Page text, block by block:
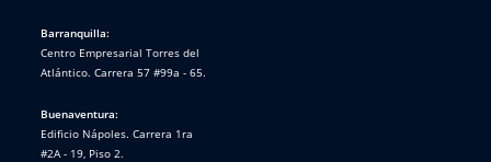
Barranquilla:
Centro Empresarial Torres del
Atlántico. Carrera 57 #99a - 65.
Buenaventura:
Edificio Nápoles. Carrera 1ra
#2A - 19, Piso 2.